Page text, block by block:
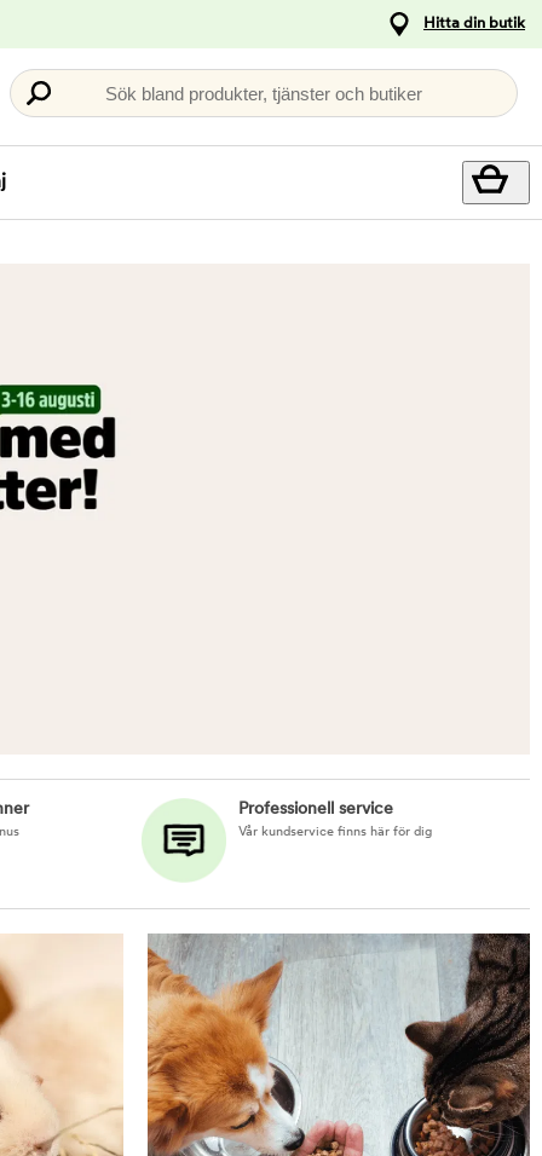
Hitta din butik
Sök bland produkter, tjänster och butiker
Professionell service
Vår kundservice finns här för dig